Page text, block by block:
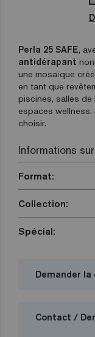
Perla 25 SAFE,
antidérapant
une mosaïque
en tant que
piscines, salles
espaces
choisir.
Informations
Format:
Collection:
Spécial:
Demander
Contact /